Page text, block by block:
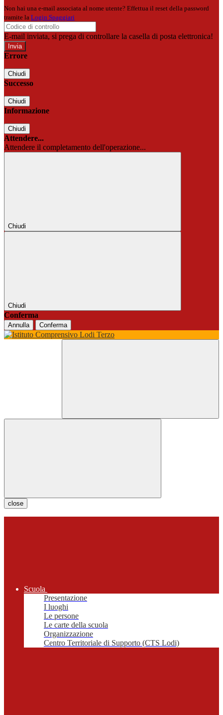
Non hai una e-mail associata al nome utente? Effettua il reset della password
tramite la Login Spaggiari
E-mail inviata, si prega di controllare la casella di posta elettronica!
Errore
Chiudi
Successo
Chiudi
Informazione
Chiudi
Attendere...
Attendere il completamento dell'operazione...
Chiudi
Chiudi
Conferma
Annulla Conferma
close
Scuola
Presentazione
I luoghi
Le persone
Le carte della scuola
Organizzazione
Centro Territoriale di Supporto (CTS Lodi)